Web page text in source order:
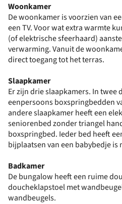
Woonkamer
De woonkamer is voorzien van
een TV. Voor wat extra warmte
(of elektrische sfeerhaard)
verwarming. Vanuit de
direct toegang tot het terras.
Slaapkamer
Er zijn drie slaapkamers. In twee
eenpersoons boxspringbedden
andere slaapkamer heeft een
seniorenbed zonder triangel
boxspringbed. Ieder bed heeft
bijplaatsen van een babybedje is
Badkamer
De bungalow heeft een ruime
doucheklapstoel met
wandbeugels.